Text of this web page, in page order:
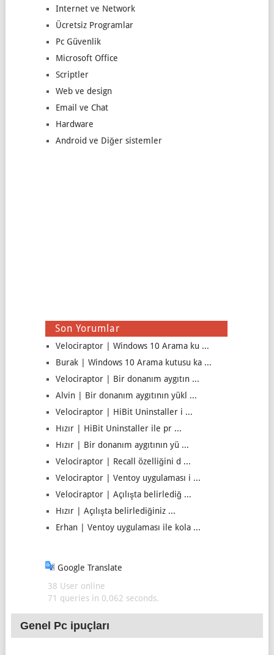
Internet ve Network
Ücretsiz Programlar
Pc Güvenlik
Microsoft Office
Scriptler
Web ve design
Email ve Chat
Hardware
Android ve Diğer sistemler
Son Yorumlar
Velociraptor | Windows 10 Arama ku ...
Burak | Windows 10 Arama kutusu ka ...
Velociraptor | Bir donanım aygıtın ...
Alvin | Bir donanım aygıtının yükl ...
Velociraptor | HiBit Uninstaller i ...
Hızır | HiBit Uninstaller ile pr ...
Hızır | Bir donanım aygıtının yü ...
Velociraptor | Recall özelliğini d ...
Velociraptor | Ventoy uygulaması i ...
Velociraptor | Açılışta belirlediğ ...
Hızır | Açılışta belirlediğiniz ...
Erhan | Ventoy uygulaması ile kola ...
Google Translate
38 User online
71 queries in 0,062 seconds.
Genel Pc ipuçları